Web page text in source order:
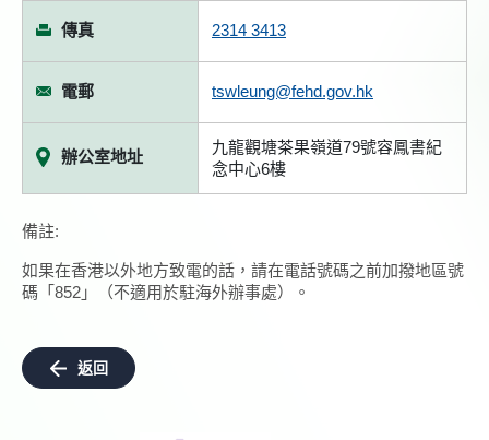
傳真 2314 3413
電郵 tswleung@fehd.gov.hk
辦公室地址
九龍觀塘茶果嶺道79號容鳳書紀
念中心6樓
備註:
如果在香港以外地方致電的話，請在電話號碼之前加撥地區號
碼「852」（不適用於駐海外辦事處）。
返回